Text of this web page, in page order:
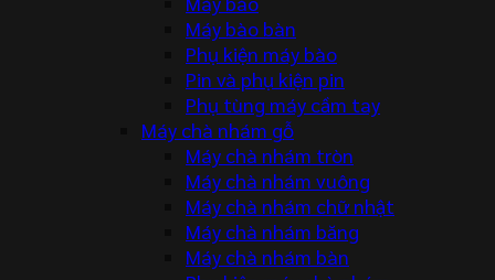
Máy bào bàn
Phụ kiện máy bào
Pin và phụ kiện pin
Phụ tùng máy cầm tay
Máy chà nhám gỗ
Máy chà nhám tròn
Máy chà nhám vuông
Máy chà nhám chữ nhật
Máy chà nhám băng
Máy chà nhám bàn